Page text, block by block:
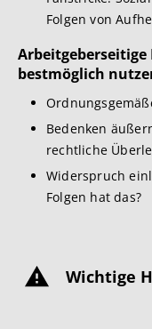
Folgen von
bestmöglich
Bedenken
rechtliche
Widerspruch
Folgen hat das?
Wichtige